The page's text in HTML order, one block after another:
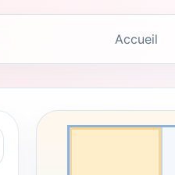
Accueil
a cell and start.